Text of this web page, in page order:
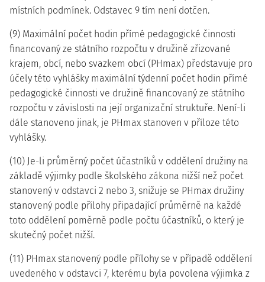
místních podmínek. Odstavec 9 tím není dotčen.
(9) Maximální počet hodin přímé pedagogické činnosti
financovaný ze státního rozpočtu v družině zřizované
krajem, obcí, nebo svazkem obcí (PHmax) představuje pro
účely této vyhlášky maximální týdenní počet hodin přímé
pedagogické činnosti ve družině financovaný ze státního
rozpočtu v závislosti na její organizační struktuře. Není-li
dále stanoveno jinak, je PHmax stanoven v příloze této
vyhlášky.
(10) Je-li průměrný počet účastníků v oddělení družiny na
základě výjimky podle školského zákona nižší než počet
stanovený v odstavci 2 nebo 3, snižuje se PHmax družiny
stanovený podle přílohy připadající průměrně na každé
toto oddělení poměrně podle počtu účastníků, o který je
skutečný počet nižší.
(11) PHmax stanovený podle přílohy se v případě oddělení
uvedeného v odstavci 7, kterému byla povolena výjimka z